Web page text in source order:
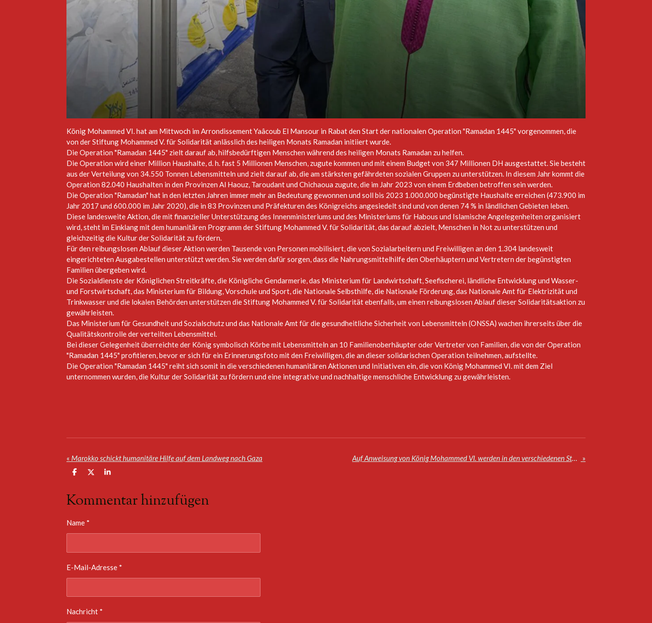
König Mohammed VI. hat am Mittwoch im Arrondissement Yaâcoub El Mansour in Rabat den Start der nationalen Operation "Ramadan 1445" vorgenommen, die
von der Stiftung Mohammed V. für Solidarität anlässlich des heiligen Monats Ramadan initiiert wurde.
Die Operation "Ramadan 1445" zielt darauf ab, hilfsbedürftigen Menschen während des heiligen Monats Ramadan zu helfen.
Die Operation wird einer Million Haushalte, d. h. fast 5 Millionen Menschen, zugute kommen und mit einem Budget von 347 Millionen DH ausgestattet. Sie besteht
aus der Verteilung von 34.550 Tonnen Lebensmitteln und zielt darauf ab, die am stärksten gefährdeten sozialen Gruppen zu unterstützen. In diesem Jahr kommt die
Operation 82.040 Haushalten in den Provinzen Al Haouz, Taroudant und Chichaoua zugute, die im Jahr 2023 von einem Erdbeben betroffen sein werden.
Die Operation "Ramadan" hat in den letzten Jahren immer mehr an Bedeutung gewonnen und soll bis 2023 1.000.000 begünstigte Haushalte erreichen (473.900 im
Jahr 2017 und 600.000 im Jahr 2020), die in 83 Provinzen und Präfekturen des Königreichs angesiedelt sind und von denen 74 % in ländlichen Gebieten leben.
Diese landesweite Aktion, die mit finanzieller Unterstützung des Innenministeriums und des Ministeriums für Habous und Islamische Angelegenheiten organisiert
wird, steht im Einklang mit dem humanitären Programm der Stiftung Mohammed V. für Solidarität, das darauf abzielt, Menschen in Not zu unterstützen und
gleichzeitig die Kultur der Solidarität zu fördern.
Für den reibungslosen Ablauf dieser Aktion werden Tausende von Personen mobilisiert, die von Sozialarbeitern und Freiwilligen an den 1.304 landesweit
eingerichteten Ausgabestellen unterstützt werden. Sie werden dafür sorgen, dass die Nahrungsmittelhilfe den Oberhäuptern und Vertretern der begünstigten
Familien übergeben wird.
Die Sozialdienste der Königlichen Streitkräfte, die Königliche Gendarmerie, das Ministerium für Landwirtschaft, Seefischerei, ländliche Entwicklung und Wasser-
und Forstwirtschaft, das Ministerium für Bildung, Vorschule und Sport, die Nationale Selbsthilfe, die Nationale Förderung, das Nationale Amt für Elektrizität und
Trinkwasser und die lokalen Behörden unterstützen die Stiftung Mohammed V. für Solidarität ebenfalls, um einen reibungslosen Ablauf dieser Solidaritätsaktion zu
gewährleisten.
Das Ministerium für Gesundheit und Sozialschutz und das Nationale Amt für die gesundheitliche Sicherheit von Lebensmitteln (ONSSA) wachen ihrerseits über die
Qualitätskontrolle der verteilten Lebensmittel.
Bei dieser Gelegenheit überreichte der König symbolisch Körbe mit Lebensmitteln an 10 Familienoberhäupter oder Vertreter von Familien, die von der Operation
"Ramadan 1445" profitieren, bevor er sich für ein Erinnerungsfoto mit den Freiwilligen, die an dieser solidarischen Operation teilnehmen, aufstellte.
Die Operation "Ramadan 1445" reiht sich somit in die verschiedenen humanitären Aktionen und Initiativen ein, die von König Mohammed VI. mit dem Ziel
unternommen wurden, die Kultur der Solidarität zu fördern und eine integrative und nachhaltige menschliche Entwicklung zu gewährleisten.
« Marokko schickt humanitäre Hilfe auf dem Landweg nach Gaza Auf Anweisung von König Mohammed VI. werden in den verschiedenen Stadtteilen von Al-Quds humanitäre Hilfsgüter verteilt »
T
l
e
T
e
T
e
Kommentar hinzufügen
Name *
E-Mail-Adresse *
Nachricht *